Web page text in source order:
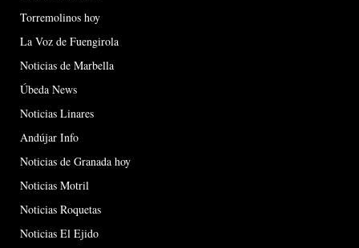
Torremolinos hoy
La Voz de Fuengirola
Noticias de Marbella
Úbeda News
Noticias Linares
Andújar Info
Noticias de Granada hoy
Noticias Motril
Noticias Roquetas
Noticias El Ejido